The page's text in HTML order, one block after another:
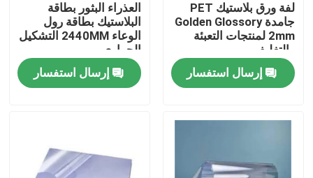
لفة ورق بلاستيك PET
جامدة Golden Glossory
2mm لمنتجات التعبئة
والتغليف
إرسال استفسار
العذراء البثور بطاقة
البلاستيك بطاقة رول
الوعاء 2440MM التشكيل
الحراري
إرسال استفسار